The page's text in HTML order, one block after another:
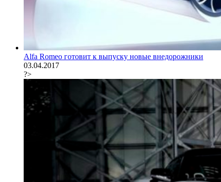
Alfa Romeo готовит к выпуску новые внедорожники
03.04.2017
?>